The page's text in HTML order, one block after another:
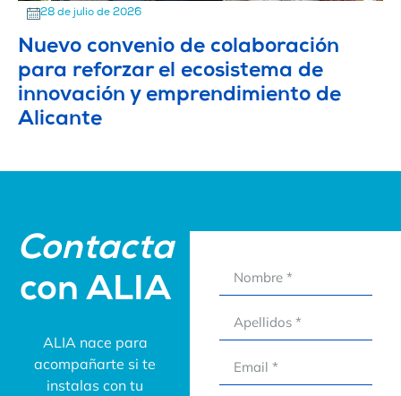
28 de julio de 2026
Nuevo convenio de colaboración
para reforzar el ecosistema de
innovación y emprendimiento de
Alicante
Contacta
con ALIA
ALIA nace para
acompañarte si te
instalas con tu